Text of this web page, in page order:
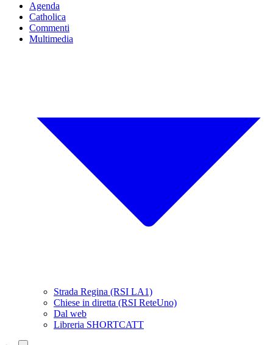
Agenda
Catholica
Commenti
Multimedia
Strada Regina (RSI LA1)
Chiese in diretta (RSI ReteUno)
Dal web
Libreria SHORTCATT